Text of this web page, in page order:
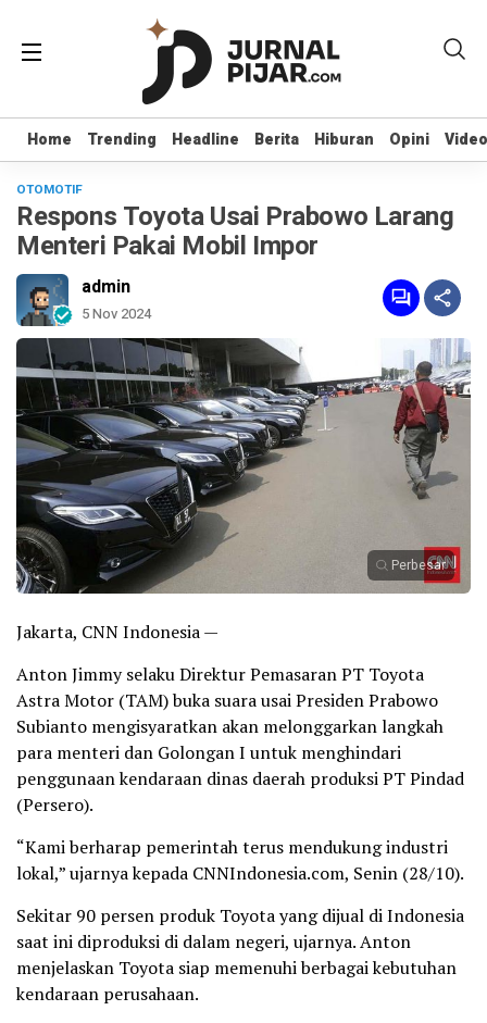
Home Trending Headline Berita Hiburan Opini Video
Home Trending Headline Berita Hiburan Opini Video
OTOMOTIF
Respons Toyota Usai Prabowo Larang
Menteri Pakai Mobil Impor
admin
5 Nov 2024
Perbesar
Jakarta, CNN Indonesia —
Anton Jimmy selaku Direktur Pemasaran PT Toyota
Astra Motor (TAM) buka suara usai Presiden Prabowo
Subianto mengisyaratkan akan melonggarkan langkah
para menteri dan Golongan I untuk menghindari
penggunaan kendaraan dinas daerah produksi PT Pindad
(Persero).
“Kami berharap pemerintah terus mendukung industri
lokal,” ujarnya kepada CNNIndonesia.com, Senin (28/10).
Sekitar 90 persen produk Toyota yang dijual di Indonesia
saat ini diproduksi di dalam negeri, ujarnya. Anton
menjelaskan Toyota siap memenuhi berbagai kebutuhan
kendaraan perusahaan.